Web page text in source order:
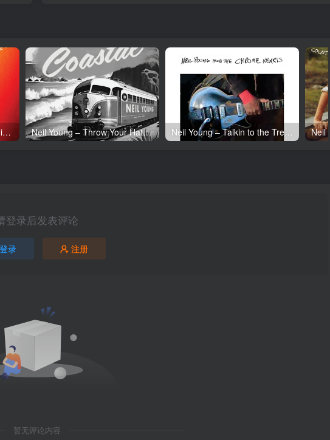
Neil Young – Tonight’s the Night (50th Anniversary)(093624835097)【24bit／192.0kHz】土耳其区 Neil Young – Throw Your Hatred Down (Live) – Single(054391239273)【24bit／96.0kHz】土耳其区 Neil Young – Talkin to the Trees(093624835004)【24bit／192.0kHz】土耳其区
登录后发表评论
登录 注册
暂无评论内容